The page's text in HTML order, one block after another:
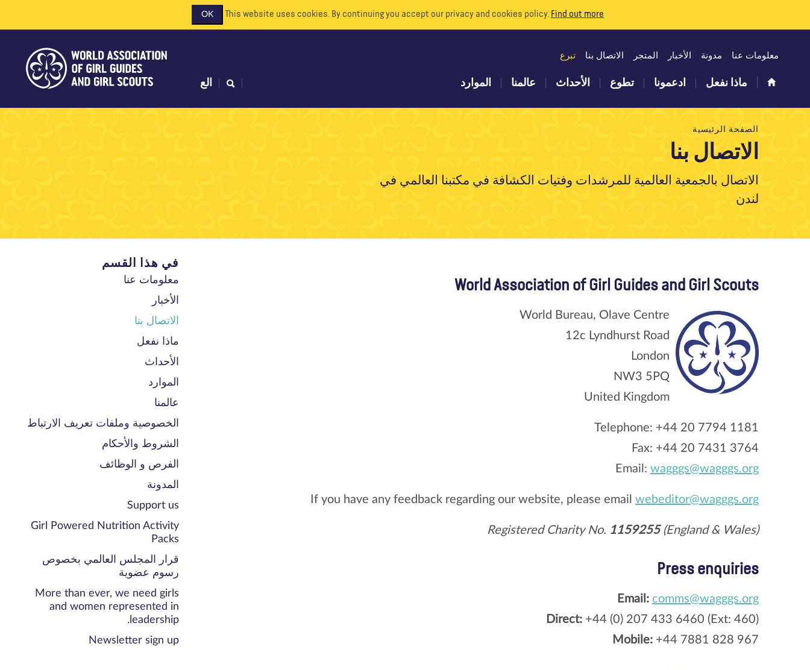
This website uses cookies. By continuing you accept our privacy and cookies policy. Find out more
OK
ماذا نفعل ادعمونا تطوع الأحداث عالمنا الموارد
معلومات عنا مدونة الأخبار المتجر الاتصال بنا تبرع
الع
الصفحة الرئيسية
الاتصال بنا
الاتصال بالجمعية العالمية للمرشدات وفتيات الكشافة في مكتبنا العالمي في
لندن
في هذا القسم
معلومات عنا
الأخبار
الاتصال بنا
ماذا نفعل
الأحداث
الموارد
عالمنا
الخصوصية وملفات تعريف الارتباط
الشروط والأحكام
الفرص و الوظائف
المدونة
Support us
Girl Powered Nutrition Activity
Packs
قرار المجلس العالمي بخصوص
رسوم عضوية
More than ever, we need girls
and women represented in
leadership.
Newsletter sign up
World Association of Girl Guides and Girl Scouts
World Bureau, Olave Centre
12c Lyndhurst Road
London
NW3 5PQ
United Kingdom
Telephone: +44 20 7794 1181
Fax: +44 20 7431 3764
Email: wagggs@wagggs.org
If you have any feedback regarding our website, please email webeditor@wagggs.org
Registered Charity No. 1159255(England & Wales)
Press enquiries
Email: comms@wagggs.org
Direct: +44 (0) 207 433 6460 (Ext: 460)
Mobile: +44 7881 828 967